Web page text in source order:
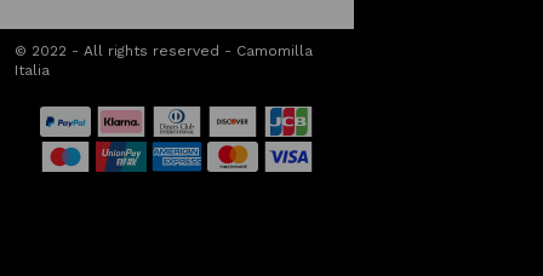
© 2022 - All rights reserved - Camomilla
Italia